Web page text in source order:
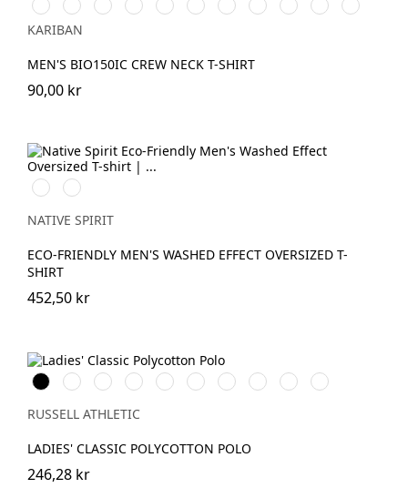
Dark
Khaki
Oxford
Grey
Light
Royal
Pale
Pink
Wine Light
Sand
Tropical
Blue
Snow
Grey
Ice
Mint
Deep
Purple
Grey
Heather
KARIBAN
MEN'S BIO150IC CREW NECK T-SHIRT
90,00 kr
Washed
Black
Washed
Navy
Blue
NATIVE SPIRIT
ECO-FRIENDLY MEN'S WASHED EFFECT OVERSIZED T-
SHIRT
452,50 kr
BlackWhiteFrench
Navy
Bright
Royal
Bottle
Green
Classic
Red
Bright
Red
Convoy
Grey
Light
Oxford
Sky
RUSSELL ATHLETIC
LADIES' CLASSIC POLYCOTTON POLO
246,28 kr